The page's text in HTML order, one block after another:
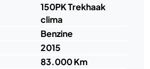
150PK Trekhaak
clima
Benzine
2015
83.000 Km